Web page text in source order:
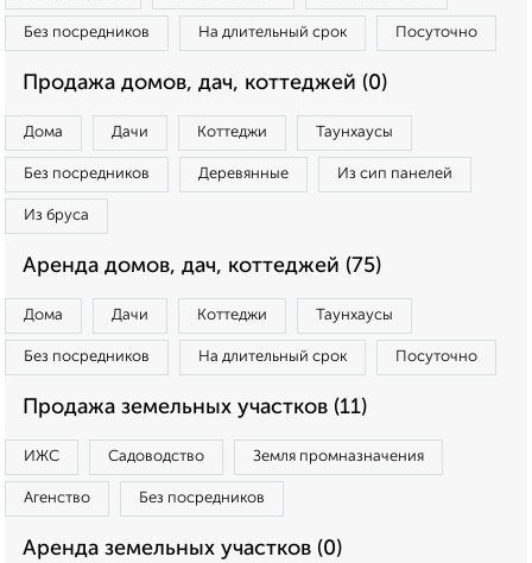
Без посредников На длительный срок Посуточно
Продажа домов, дач, коттеджей (0)
Дома Дачи Коттеджи Таунхаусы
Без посредников Деревянные Из сип панелей
Из бруса
Аренда домов, дач, коттеджей (75)
Дома Дачи Коттеджи Таунхаусы
Без посредников На длительный срок Посуточно
Продажа земельных участков (11)
ИЖС Садоводство Земля промназначения
Агенство Без посредников
Аренда земельных участков (0)